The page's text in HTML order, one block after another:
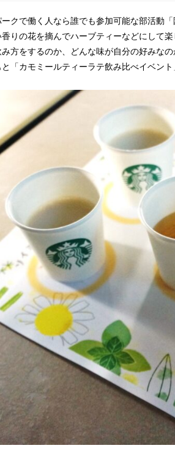
クで働く人なら誰でも参加可能な部活動
りの花を摘んでハーブティーなどにして
方をするのか、どんな味が自分の好みな
「カモミールティーラテ飲み比べイベント